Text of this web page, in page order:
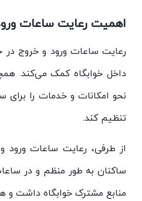
اهمیت رعایت ساعات
رعایت ساعات ورود و خروج در
داخل خوابگاه کمک می‌کند.
نحو امکانات و خدمات را
تنظیم کند.
از طرفی، رعایت ساعات
ساکنان به طور منظم و در
منابع مشترک خوابگاه داشت و